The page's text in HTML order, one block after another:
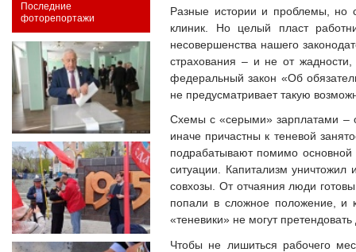
Последние
фоторепортажи
Разные истории и проблемы, но
клиник. Но целый пласт
несовершенства нашего
страхования – и не от
федеральный закон «Об
не предусматривает такую
Схемы с «серыми» зарплатами –
иначе причастны к теневой
подрабатывают помимо
ситуации. Капитализм
совхозы. От отчаяния люди
попали в сложное положение, и
«теневики» не могут
Чтобы не лишиться рабочего